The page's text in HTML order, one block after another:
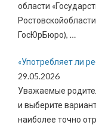
области
ГосЮрБюро), …
«Употребляет ли
29.05.2026
Уважаемые
и выберите
наиболее точно